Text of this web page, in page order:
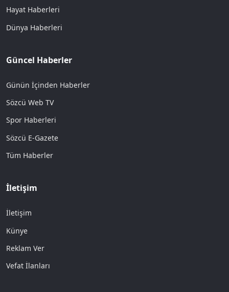
Hayat Haberleri
Dünya Haberleri
Güncel Haberler
Günün İçinden Haberler
Sözcü Web TV
Spor Haberleri
Sözcü E-Gazete
Tüm Haberler
İletişim
İletişim
Künye
Reklam Ver
Vefat İlanları